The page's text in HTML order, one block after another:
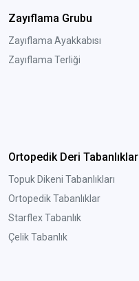
Zayıflama Grubu
Zayıflama Ayakkabısı
Zayıflama Terliği
Ortopedik Deri Tabanlıklar
Topuk Dikeni Tabanlıkları
Ortopedik Tabanlıklar
Starflex Tabanlık
Çelik Tabanlık